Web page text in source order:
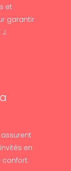
et
garantir
en
confort.